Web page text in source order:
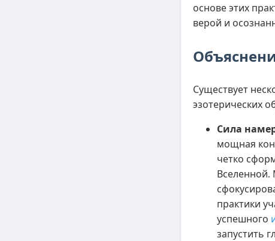
основе этих
верой и
Существует
эзотерических
Сила
мощная
четко
Вселенной.
практики
успешного
запустить